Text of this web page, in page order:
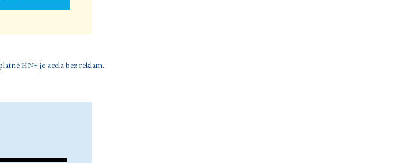
HN+ je zcela bez reklam.